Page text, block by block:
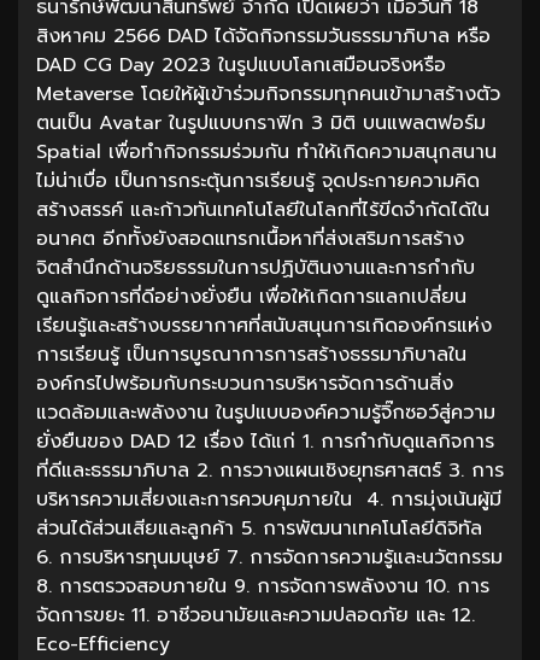
ธนารักษ์พัฒนาสินทรัพย์ จำกัด เปิดเผยว่า เมื่อวันที่ 18
สิงหาคม 2566 DAD ได้จัดกิจกรรมวันธรรมาภิบาล หรือ
DAD CG Day 2023 ในรูปแบบโลกเสมือนจริงหรือ
Metaverse โดยให้ผู้เข้าร่วมกิจกรรมทุกคนเข้ามาสร้างตัว
ตนเป็น Avatar ในรูปแบบกราฟิก 3 มิติ บนแพลตฟอร์ม
Spatial เพื่อทำกิจกรรมร่วมกัน ทำให้เกิดความสนุกสนาน
ไม่น่าเบื่อ เป็นการกระตุ้นการเรียนรู้ จุดประกายความคิด
สร้างสรรค์ และก้าวทันเทคโนโลยีในโลกที่ไร้ขีดจำกัดได้ใน
อนาคต อีกทั้งยังสอดแทรกเนื้อหาที่ส่งเสริมการสร้าง
จิตสำนึกด้านจริยธรรมในการปฏิบัตินงานและการกำกับ
ดูแลกิจการที่ดีอย่างยั่งยืน เพื่อให้เกิดการแลกเปลี่ยน
เรียนรู้และสร้างบรรยากาศที่สนับสนุนการเกิดองค์กรแห่ง
การเรียนรู้ เป็นการบูรณาการการสร้างธรรมาภิบาลใน
องค์กรไปพร้อมกับกระบวนการบริหารจัดการด้านสิ่ง
แวดล้อมและพลังงาน ในรูปแบบองค์ความรู้จิ๊กซอว์สู่ความ
ยั่งยืนของ DAD 12 เรื่อง ได้แก่ 1. การกำกับดูแลกิจการ
ที่ดีและธรรมาภิบาล 2. การวางแผนเชิงยุทธศาสตร์ 3. การ
บริหารความเสี่ยงและการควบคุมภายใน 4. การมุ่งเน้นผู้มี
ส่วนได้ส่วนเสียและลูกค้า 5. การพัฒนาเทคโนโลยีดิจิทัล
6. การบริหารทุนมนุษย์ 7. การจัดการความรู้และนวัตกรรม
8. การตรวจสอบภายใน 9. การจัดการพลังงาน 10. การ
จัดการขยะ 11. อาชีวอนามัยและความปลอดภัย และ 12.
Eco-Efficiency